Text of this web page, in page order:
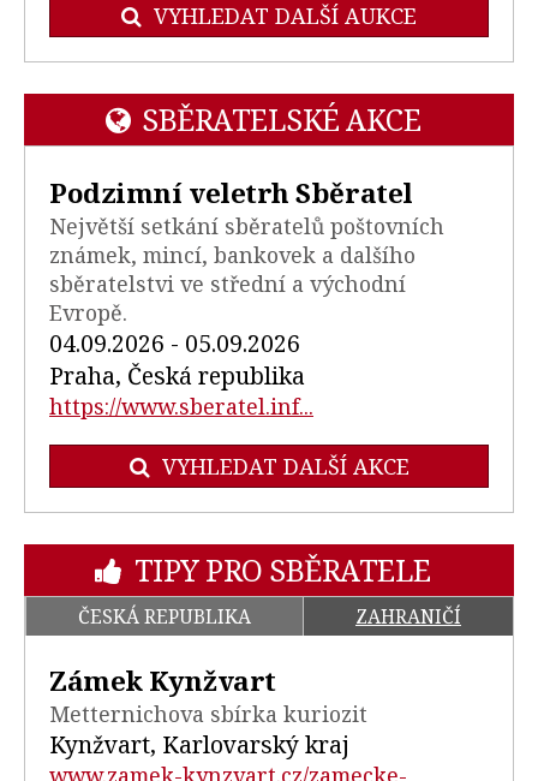
VYHLEDAT DALŠÍ AUKCE
SBĚRATELSKÉ AKCE
Podzimní veletrh Sběratel
Největší setkání sběratelů poštovních
známek, mincí, bankovek a dalšího
sběratelstvi ve střední a východní
Evropě.
04.09.2026 - 05.09.2026
Praha, Česká republika
https://www.sberatel.inf...
VYHLEDAT DALŠÍ AKCE
TIPY PRO SBĚRATELE
ČESKÁ REPUBLIKA ZAHRANIČÍ
Zámek Kynžvart
Metternichova sbírka kuriozit
Kynžvart, Karlovarský kraj
www.zamek-kynzvart.cz/zamecke-